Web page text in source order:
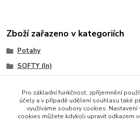
Zboží zařazeno v kategoriích
Potahy
SOFTY (In)
Pro základní funkčnost, zpříjemnění
účely a v případě udělení souhlasu také
využíváme soubory cookies.
cookies můžete kdykoli upravit odkazem